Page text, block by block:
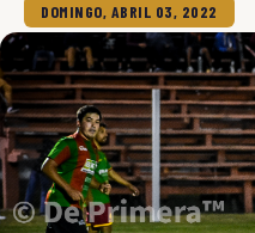
DOMINGO, ABRIL 03, 2022